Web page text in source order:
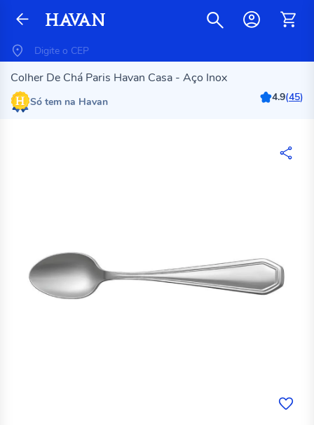
Colher De Chá Paris Havan Casa - Aço Inox
Só tem na Havan 4.9(45)